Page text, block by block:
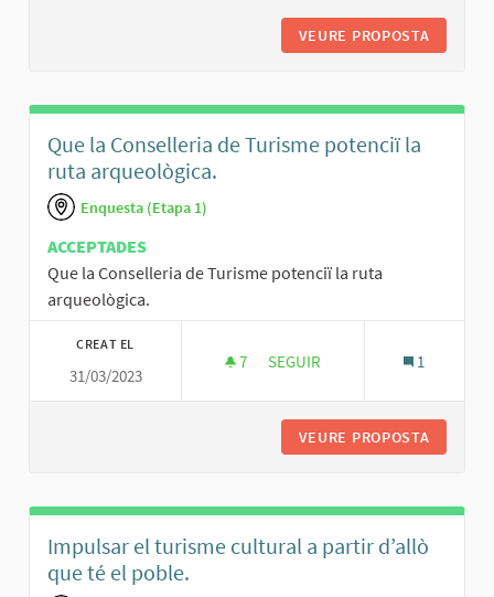
VEURE PROPOSTA
Que la Conselleria de Turisme potenciï la
ruta arqueològica.
Enquesta (Etapa 1)
ACCEPTADES
Que la Conselleria de Turisme potenciï la ruta
arqueològica.
CREAT EL
31/03/2023
7 7 SEGUIDORES
SEGUIR 1
VEURE PROPOSTA
Impulsar el turisme cultural a partir d’allò
que té el poble.